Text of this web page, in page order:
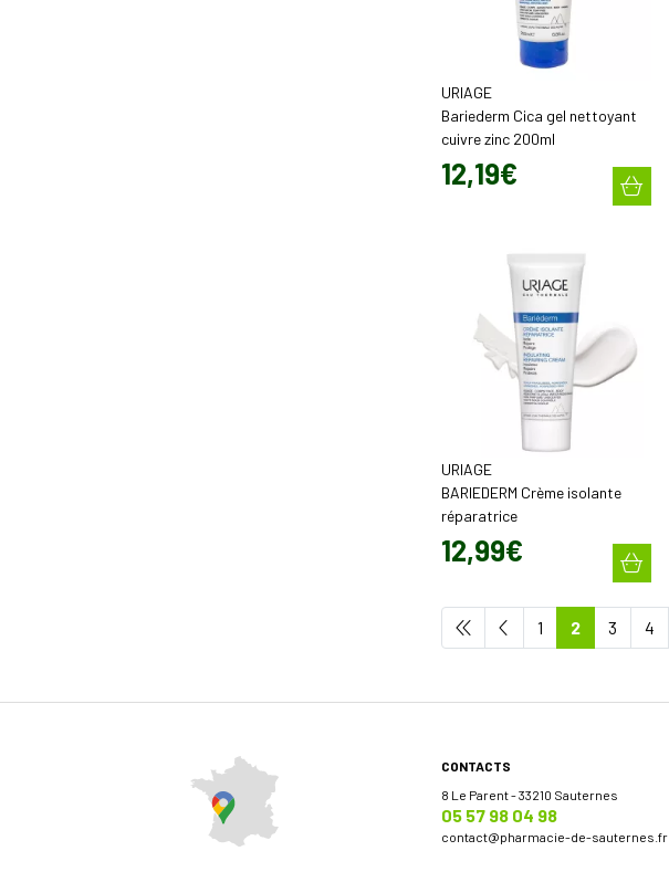
URIAGE
Bariederm Cica gel nettoyant
cuivre zinc 200ml
12,19€
URIAGE
BARIEDERM Crème isolante
réparatrice
12,99€
1 2 3 4
CONTACTS
8 Le Parent - 33210 Sauternes
05 57 98 04 98
contact@pharmacie-de-sauternes.fr